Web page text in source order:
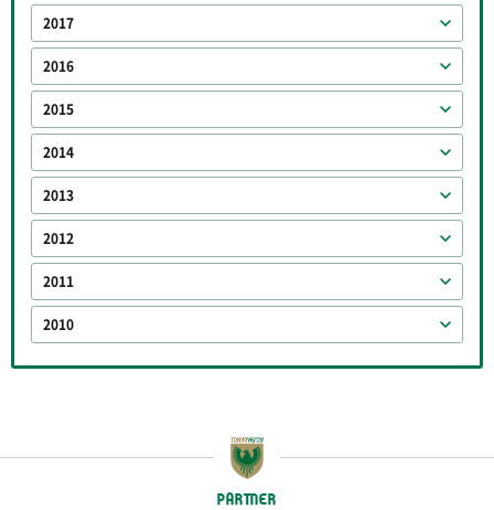
2017
2016
2015
2014
2013
2012
2011
2010
PARTNER